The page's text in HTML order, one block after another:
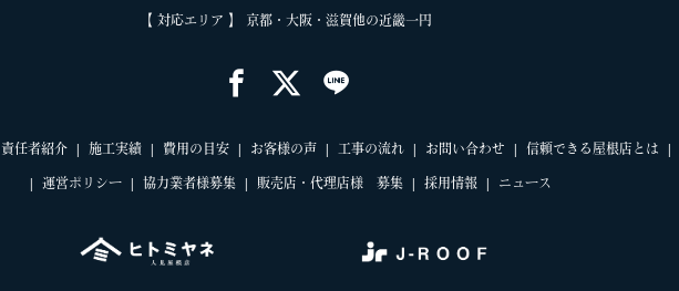
【 対応エリア 】 京都・大阪・滋賀他の近畿一円
責任者紹介 施工実績 費用の目安 お客様の声 工事の流れ お問い合わせ 信頼できる屋根店とは
運営ポリシー 協力業者様募集 販売店・代理店様 募集 採用情報 ニュース